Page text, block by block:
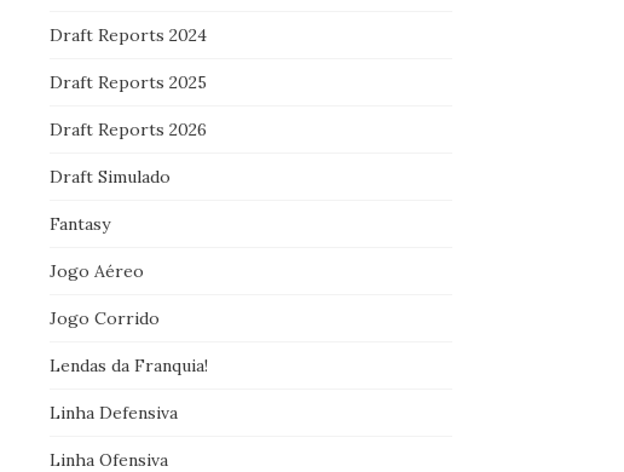
Draft Reports 2024
Draft Reports 2025
Draft Reports 2026
Draft Simulado
Fantasy
Jogo Aéreo
Jogo Corrido
Lendas da Franquia!
Linha Defensiva
Linha Ofensiva